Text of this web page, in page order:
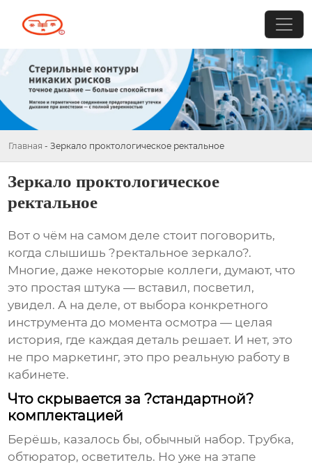
Главная - Зеркало проктологическое ректальное
Зеркало проктологическое
ректальное
Вот о чём на самом деле стоит поговорить,
когда слышишь ?ректальное зеркало?.
Многие, даже некоторые коллеги, думают, что
это простая штука — вставил, посветил,
увидел. А на деле, от выбора конкретного
инструмента до момента осмотра — целая
история, где каждая деталь решает. И нет, это
не про маркетинг, это про реальную работу в
кабинете.
Что скрывается за ?стандартной?
комплектацией
Берёшь, казалось бы, обычный набор. Трубка,
обтюратор, осветитель. Но уже на этапе